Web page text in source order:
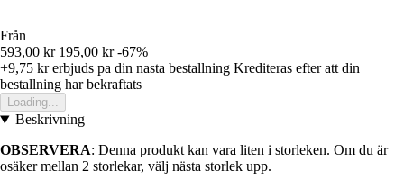
Från
593,00 kr 195,00 kr -67%
+9,75 krerbjuds pa din nasta bestallning Krediteras efter att din
bestallning har bekraftats
Loading...
Beskrivning
OBSERVERA: Denna produkt kan vara liten i storleken. Om du är
osäker mellan 2 storlekar, välj nästa storlek upp.